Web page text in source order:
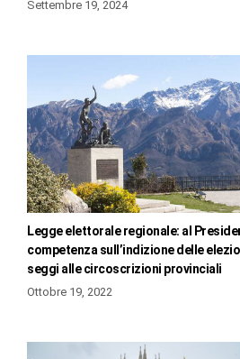
Settembre 19, 2024
Legge elettorale regionale: al
competenza sull’indizione delle
seggi alle circoscrizioni provinciali
Ottobre 19, 2022